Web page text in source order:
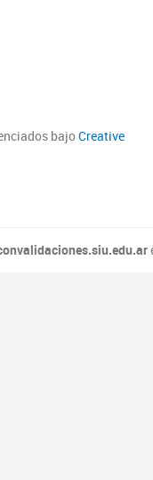
bajoCreative